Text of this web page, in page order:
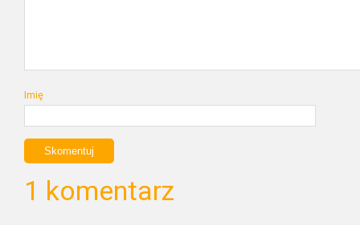
Imię
1 komentarz